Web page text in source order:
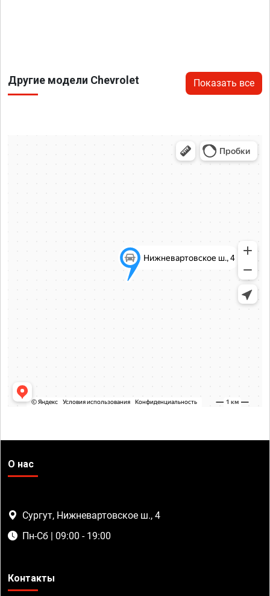
Другие модели Chevrolet Показать все
О нас
Сургут, Нижневартовское ш., 4
Пн-Сб | 09:00 - 19:00
Контакты